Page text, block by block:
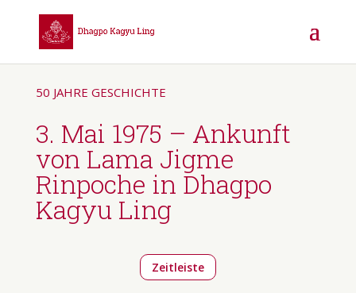
50 JAHRE GESCHICHTE
3. Mai 1975 – Ankunft
von Lama Jigme
Rinpoche in Dhagpo
Kagyu Ling
Zeitleiste